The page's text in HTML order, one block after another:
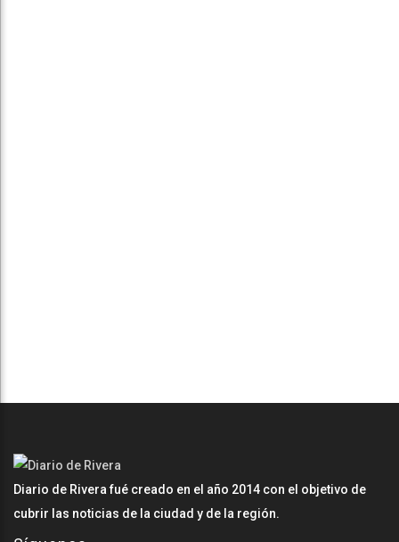
Diario de Rivera fué creado en el año 2014 con el objetivo de
cubrir las noticias de la ciudad y de la región.